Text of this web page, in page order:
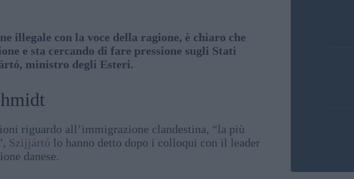
illegale con la voce della ragione, è chiaro che
e sta cercando di fare pressione sugli Stati
ministro degli Esteri.
riguardo all’immigrazione clandestina, “la più
Szijjártó lo hanno detto dopo i colloqui con il leader
danese.